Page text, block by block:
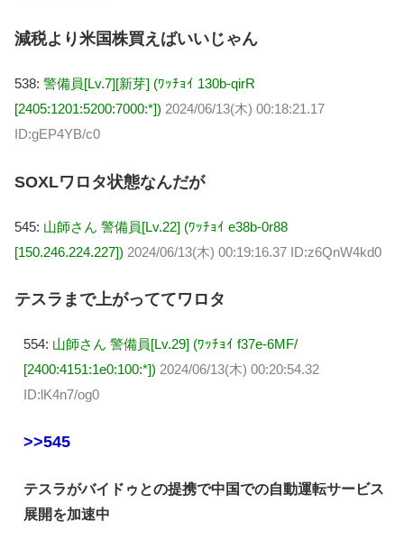
減税より米国株買えばいいじゃん
538: 警備員[Lv.7][新芽] (ﾜｯﾁｮｲ 130b-qirR
[2405:1201:5200:7000:*]) 2024/06/13(木) 00:18:21.17
ID:gEP4YB/c0
SOXLワロタ状態なんだが
545: 山師さん 警備員[Lv.22] (ﾜｯﾁｮｲ e38b-0r88
[150.246.224.227]) 2024/06/13(木) 00:19:16.37 ID:z6QnW4kd0
テスラまで上がっててワロタ
554: 山師さん 警備員[Lv.29] (ﾜｯﾁｮｲ f37e-6MF/
[2400:4151:1e0:100:*]) 2024/06/13(木) 00:20:54.32
ID:lK4n7/og0
>>545
テスラがバイドゥとの提携で中国での自動運転サービス
展開を加速中